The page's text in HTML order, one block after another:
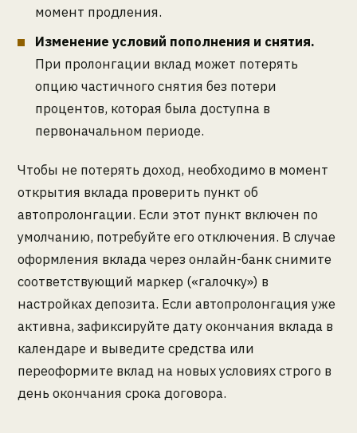
момент продления.
Изменение условий пополнения и снятия.
При пролонгации вклад может потерять
опцию частичного снятия без потери
процентов, которая была доступна в
первоначальном периоде.
Чтобы не потерять доход, необходимо в момент
открытия вклада проверить пункт об
автопролонгации. Если этот пункт включен по
умолчанию, потребуйте его отключения. В случае
оформления вклада через онлайн-банк снимите
соответствующий маркер («галочку») в
настройках депозита. Если автопролонгация уже
активна, зафиксируйте дату окончания вклада в
календаре и выведите средства или
переоформите вклад на новых условиях строго в
день окончания срока договора.